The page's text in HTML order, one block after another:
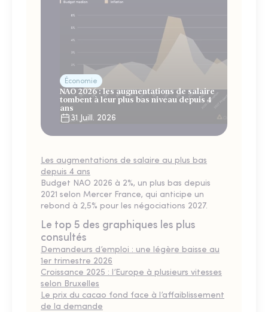
Économie
NAO 2026 : les augmentations de salaire
tombent à leur plus bas niveau depuis 4
ans
31 Juill. 2026
Les augmentations de salaire au plus bas
depuis 4 ans
Budget NAO 2026 à 2%, un plus bas depuis
2021 selon Mercer France, qui anticipe un
rebond à 2,5% pour les négociations 2027.
Le top 5 des graphiques les plus
consultés
Demandeurs d’emploi : une légère baisse au
1er trimestre 2026
Croissance 2025 : l’Europe à plusieurs vitesses
selon Bruxelles
Le prix du cacao fond face à l’affaiblissement
de la demande